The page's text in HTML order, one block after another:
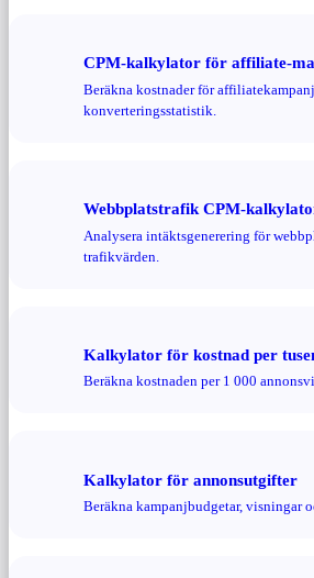
CPM-kalkylator för affiliate-
Beräkna kostnader för
konverteringsstatistik.
Webbplatstrafik CPM-
Analysera intäktsgenerering för
trafikvärden.
Kalkylator för kostnad per
Beräkna kostnaden per 1 000
Kalkylator för annonsutgifter
Beräkna kampanjbudgetar, visningar